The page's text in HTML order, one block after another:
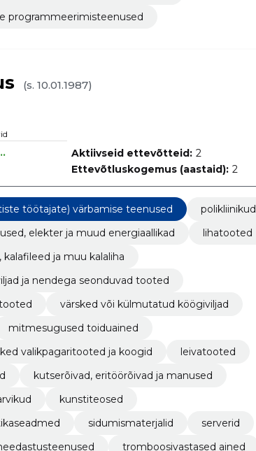
programmeerimisteenused
(s. 10.01.1987)
Aktiivseid ettevõtteid: 2
Ettevõtluskogemus (aastaid): 2
töötajate) värbamise teenused
polikliinikud
elekter ja muud energiaallikad
lihatooted
ja muu kalaliha
ja nendega seonduvad tooted
värsked või külmutatud köögiviljad
mitmesugused toiduained
valikpagaritooted ja koogid
leivatooted
kutserõivad, eritöörõivad ja manused
kunstiteosed
sidumismaterjalid
serverid
tromboosivastased ained